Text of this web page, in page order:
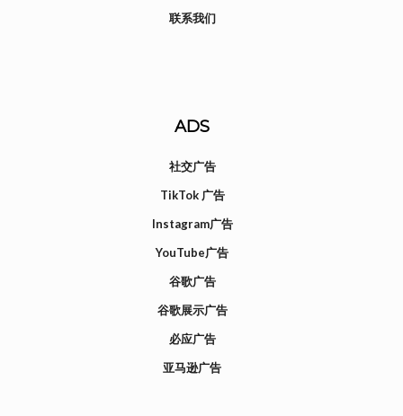
联系我们
ADS
社交广告
TikTok 广告
Instagram广告
YouTube广告
谷歌广告
谷歌展示广告
必应广告
亚马逊广告